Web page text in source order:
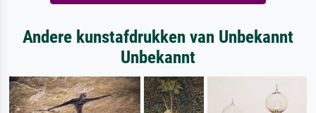
Andere kunstafdrukken van Unbekannt
Unbekannt